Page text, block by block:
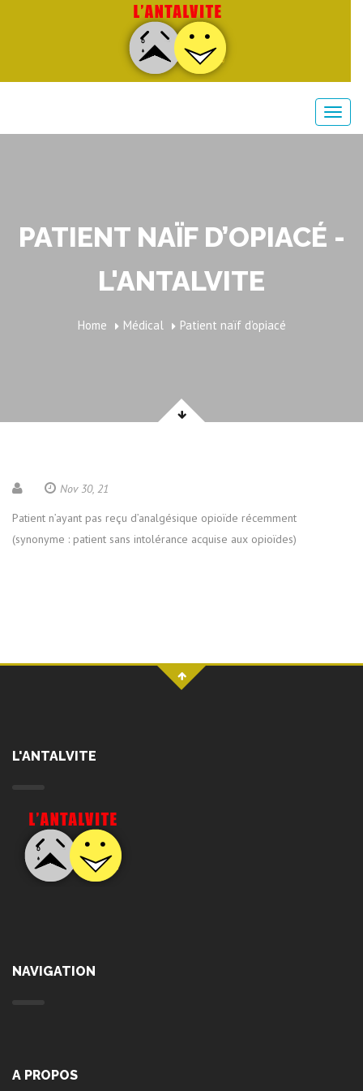
PATIENT NAÏF D’OPIACÉ -
L'ANTALVITE
Home Médical Patient naïf d’opiacé
Nov 30, 21
Patient n’ayant pas reçu d’analgésique opioïde récemment
(synonyme : patient sans intolérance acquise aux opioïdes)
L'ANTALVITE
NAVIGATION
A PROPOS